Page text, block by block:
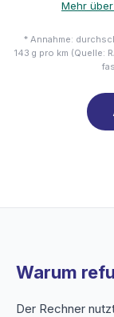
Mehr
* Annahme:
143 g pro km (Quelle:
Warum
Der Rechner